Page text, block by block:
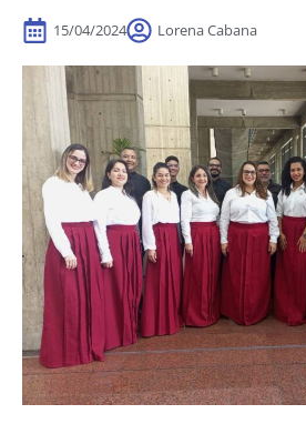
15/04/2024 Lorena Cabana